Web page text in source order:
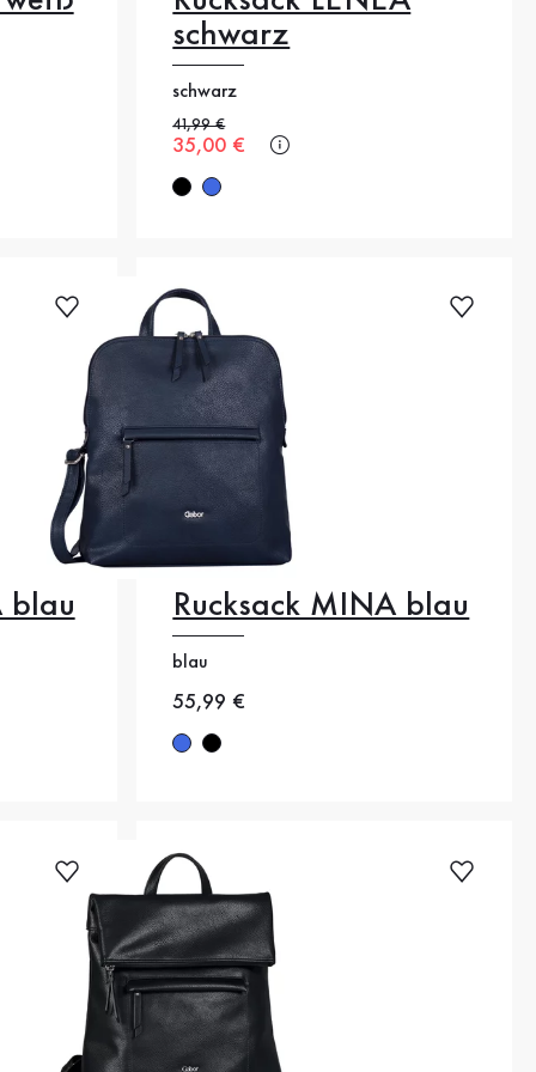
schwarz
schwarz
Alter Preis
41,99 €
Neuer Preis
35,00 €
blau Rucksack MINA blau
blau
Neuer Preis
55,99 €